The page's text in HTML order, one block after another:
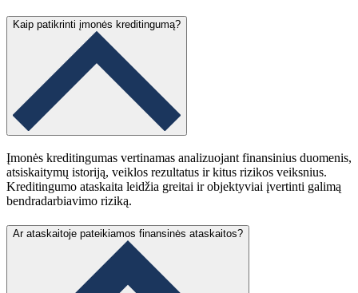
Kaip patikrinti įmonės kreditingumą?
Įmonės kreditingumas vertinamas analizuojant finansinius duomenis,
atsiskaitymų istoriją, veiklos rezultatus ir kitus rizikos veiksnius.
Kreditingumo ataskaita leidžia greitai ir objektyviai įvertinti galimą
bendradarbiavimo riziką.
Ar ataskaitoje pateikiamos finansinės ataskaitos?